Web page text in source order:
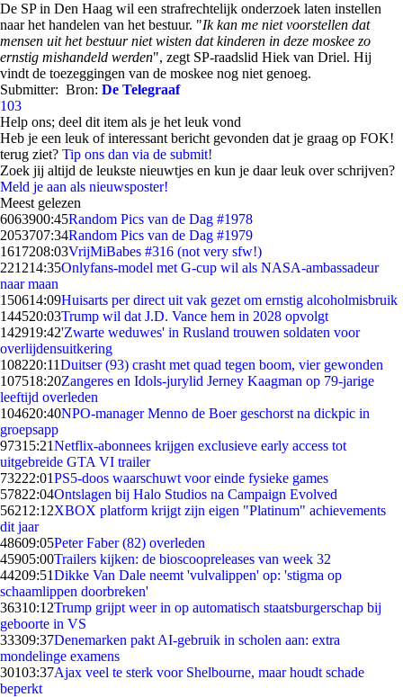
De SP in Den Haag wil een strafrechtelijk onderzoek laten instellen
naar het handelen van het bestuur. "Ik kan me niet voorstellen dat
mensen uit het bestuur niet wisten dat kinderen in deze moskee zo
ernstig mishandeld werden", zegt SP-raadslid Hiek van Driel. Hij
vindt de toezeggingen van de moskee nog niet genoeg.
Submitter: Bron: De Telegraaf
103
Help ons; deel dit item als je het leuk vond
Heb je een leuk of interessant bericht gevonden dat je graag op FOK!
terug ziet? Tip ons dan via de submit!
Zoek jij altijd de leukste nieuwtjes en kun je daar leuk over schrijven?
Meld je aan als nieuwsposter!
Meest gelezen
6063900:45Random Pics van de Dag #1978
2053707:34Random Pics van de Dag #1979
1617208:03VrijMiBabes #316 (not very sfw!)
221214:35Onlyfans-model met G-cup wil als NASA-ambassadeur
naar maan
150614:09Huisarts per direct uit vak gezet om ernstig alcoholmisbruik
144520:03Trump wil dat J.D. Vance hem in 2028 opvolgt
142919:42'Zwarte weduwes' in Rusland trouwen soldaten voor
overlijdensuitkering
108220:11Duitser (93) crasht met quad tegen boom, vier gewonden
107518:20Zangeres en Idols-jurylid Jerney Kaagman op 79-jarige
leeftijd overleden
104620:40NPO-manager Menno de Boer geschorst na dickpic in
groepsapp
97315:21Netflix-abonnees krijgen exclusieve early access tot
uitgebreide GTA VI trailer
73222:01PS5-doos waarschuwt voor einde fysieke games
57822:04Ontslagen bij Halo Studios na Campaign Evolved
56212:12XBOX platform krijgt zijn eigen "Platinum" achievements
dit jaar
48609:05Peter Faber (82) overleden
45905:00Trailers kijken: de bioscoopreleases van week 32
44209:51Dikke Van Dale neemt 'vulvalippen' op: 'stigma op
schaamlippen doorbreken'
36310:12Trump grijpt weer in op automatisch staatsburgerschap bij
geboorte in VS
33309:37Denemarken pakt AI-gebruik in scholen aan: extra
mondelinge examens
30103:37Ajax veel te sterk voor Shelbourne, maar houdt schade
beperkt